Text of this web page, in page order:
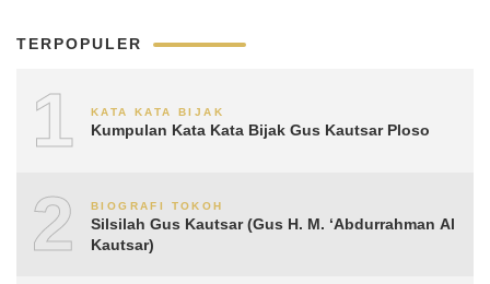
TERPOPULER
1 KATA KATA BIJAK
Kumpulan Kata Kata Bijak Gus Kautsar Ploso
2 BIOGRAFI TOKOH
Silsilah Gus Kautsar (Gus H. M. ‘Abdurrahman Al
Kautsar)